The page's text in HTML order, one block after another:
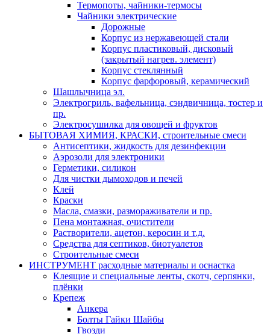
Термопоты, чайники-термосы
Чайники электрические
Дорожные
Корпус из нержавеющей стали
Корпус пластиковый, дисковый
(закрытый нагрев. элемент)
Корпус стеклянный
Корпус фарфоровый, керамический
Шашлычница эл.
Электрогриль, вафельница, сэндвичница, тостер и
пр.
Электросушилка для овощей и фруктов
БЫТОВАЯ ХИМИЯ, КРАСКИ, строительные смеси
Антисептики, жидкость для дезинфекции
Аэрозоли для электроники
Герметики, силикон
Для чистки дымоходов и печей
Клей
Краски
Масла, смазки, размораживатели и пр.
Пена монтажная, очистители
Растворители, ацетон, керосин и т.д.
Средства для септиков, биотуалетов
Строительные смеси
ИНСТРУМЕНТ расходные материалы и оснастка
Клеящие и специальные ленты, скотч, серпянки,
плёнки
Крепеж
Анкера
Болты Гайки Шайбы
Гвозди